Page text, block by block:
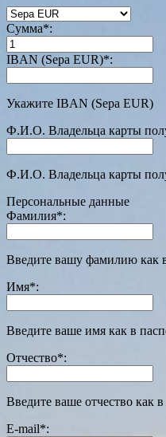
Сумма*:
IBAN (Sepa EUR)*:
Укажите IBAN (Sepa EUR)
Ф.И.О. Владельца карты
Ф.И.О. Владельца карты
Персональные данные
Фамилия*:
Введите вашу фамилию как
Имя*:
Введите ваше имя как в
Отчество*:
Введите ваше отчество как
E-mail*: